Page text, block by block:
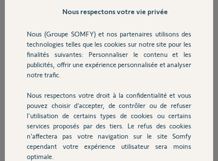
Sécurité
Domotique
Chauffage
Autres produits
Je souhaite acheter une tahoma switch, mais avant je veux être sure
je pourrait la commander avec mes interupteur Legrand with
netatmo? en ayant la prise sur la box somfy et mes inter sur la box
legrand ?
Merci,
Patrice J.
il y a presque 2 ans
Réponses
Nous respectons votre vie privée
Nous (Groupe SOMFY) et nos partenaires utilisons des
technologies telles que les cookies sur notre site pour les
finalités suivantes: Personnaliser le contenu et les
publicités, offrir une expérience personnalisée et analyser
notre trafic.
Nous respectons votre droit à la confidentialité et vous
pouvez choisir d’accepter, de contrôler ou de refuser
l'utilisation de certains types de cookies ou certains
services proposés par des tiers. Le refus des cookies
n’affectera pas votre navigation sur le site Somfy
cependant votre expérience utilisateur sera moins
optimale.